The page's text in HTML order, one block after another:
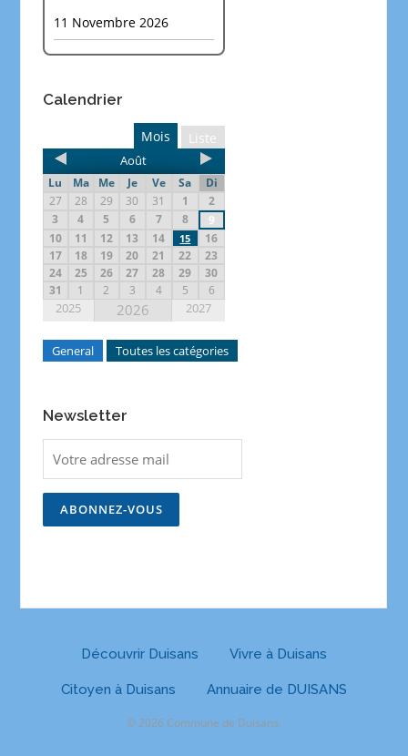
11 Novembre 2026
Calendrier
Liste
Mois
Août
Lu Ma Me Je Ve Sa
Di
27
28 29 30 31 1
2
3
4 5 6 7 8
9
10
11 12 13 14 15
16
17
18 19 20 21 22
23
24
25 26 27 28 29
30
31
1 2 3 4 5 6
2025 2026 2027
General Toutes les catégories
Newsletter
Découvrir Duisans Vivre à Duisans
Citoyen à Duisans Annuaire de DUISANS
© 2026 Commune de Duisans.